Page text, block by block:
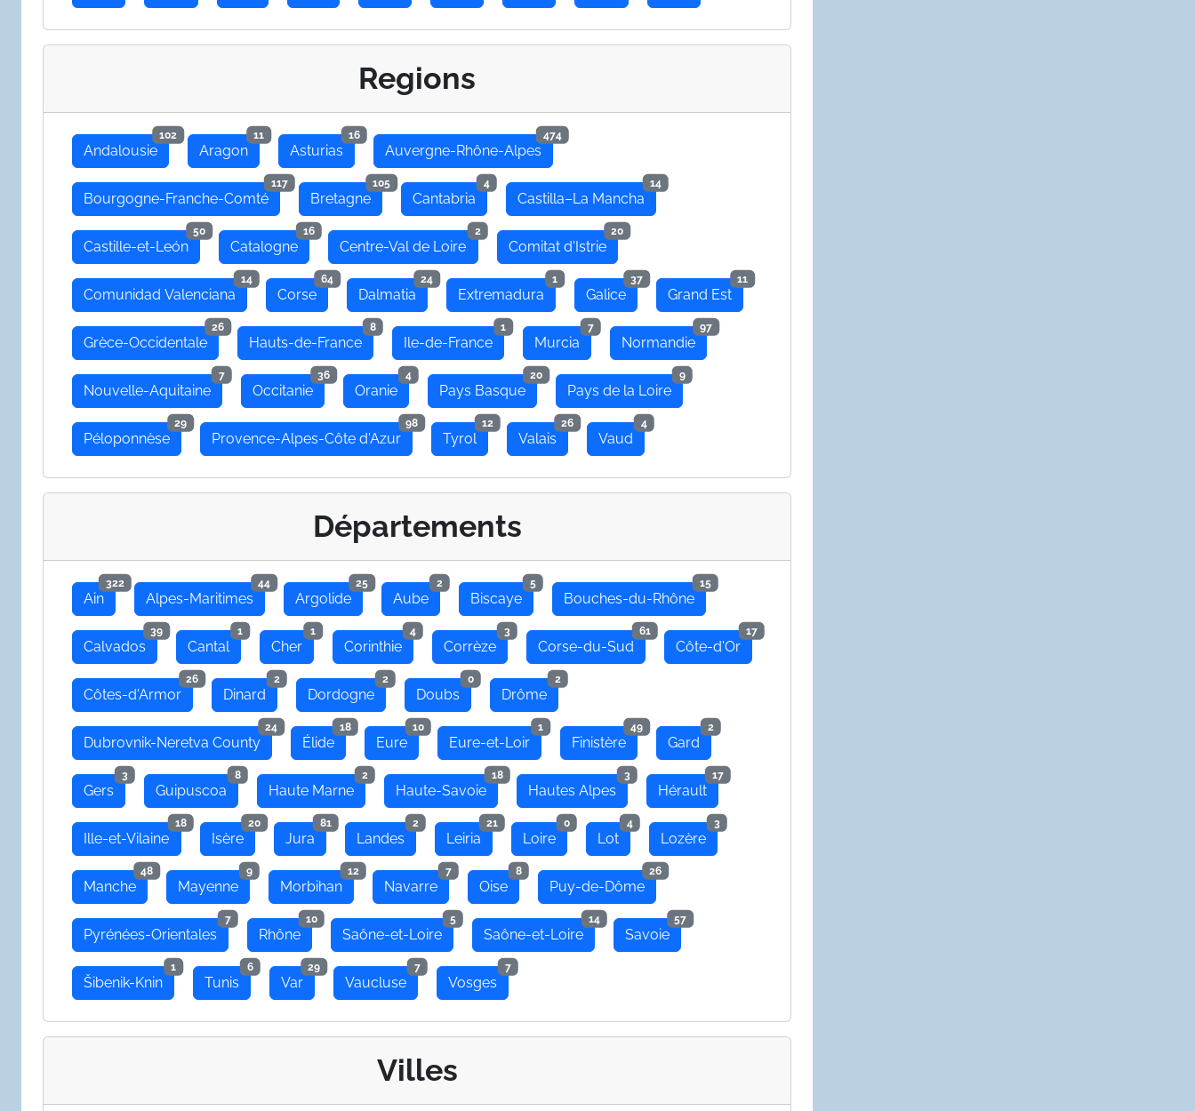
Regions
Andalousie
102
Aragon
11
Asturias
16
Auvergne-Rhône-Alpes
474
Bourgogne-Franche-Comté
117
Bretagne
105
Cantabria
4
Castilla–La Mancha
14
Castille-et-León
50
Catalogne
16
Centre-Val de Loire
2
Comitat d'Istrie
20
Comunidad Valenciana
14
Corse
64
Dalmatia
24
Extremadura
1
Galice
37
Grand Est
11
Grèce-Occidentale
26
Hauts-de-France
8
Ile-de-France
1
Murcia
7
Normandie
97
Nouvelle-Aquitaine
7
Occitanie
36
Oranie
4
Pays Basque
20
Pays de la Loire
9
Péloponnèse
29
Provence-Alpes-Côte d'Azur
98
Tyrol
12
Valais
26
Vaud
4
Départements
Ain
322
Alpes-Maritimes
44
Argolide
25
Aube
2
Biscaye
5
Bouches-du-Rhône
15
Calvados
39
Cantal
1
Cher
1
Corinthie
4
Corrèze
3
Corse-du-Sud
61
Côte-d'Or
17
Côtes-d'Armor
26
Dinard
2
Dordogne
2
Doubs
0
Drôme
2
Dubrovnik-Neretva County
24
Élide
18
Eure
10
Eure-et-Loir
1
Finistère
49
Gard
2
Gers
3
Guipuscoa
8
Haute Marne
2
Haute-Savoie
18
Hautes Alpes
3
Hérault
17
Ille-et-Vilaine
18
Isère
20
Jura
81
Landes
2
Leiria
21
Loire
0
Lot
4
Lozère
3
Manche
48
Mayenne
9
Morbihan
12
Navarre
7
Oise
8
Puy-de-Dôme
26
Pyrénées-Orientales
7
Rhône
10
Saône-et-Loire
5
Saône-et-Loire
14
Savoie
57
Šibenik-Knin
1
Tunis
6
Var
29
Vaucluse
7
Vosges
7
Villes